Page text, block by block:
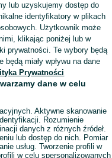
lub uzyskujemy dostęp do
identyfikatory w plikach
Użytkownik może
klikając poniżej lub w
prywatności. Te wybory będą
miały wpływu na dane
Prywatności
dane w celu
Aktywne skanowanie
Rozumienie
danych z różnych źródeł.
lub dostęp do nich. Pomiar
usług. Tworzenie profili w
w celu spersonalizowanych